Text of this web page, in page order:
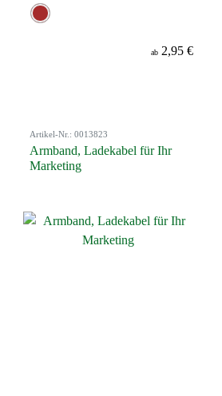
ab 2,95 €
Artikel-Nr.: 0013823
Armband, Ladekabel für Ihr
Marketing